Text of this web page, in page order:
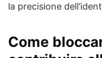
la precisione
Come